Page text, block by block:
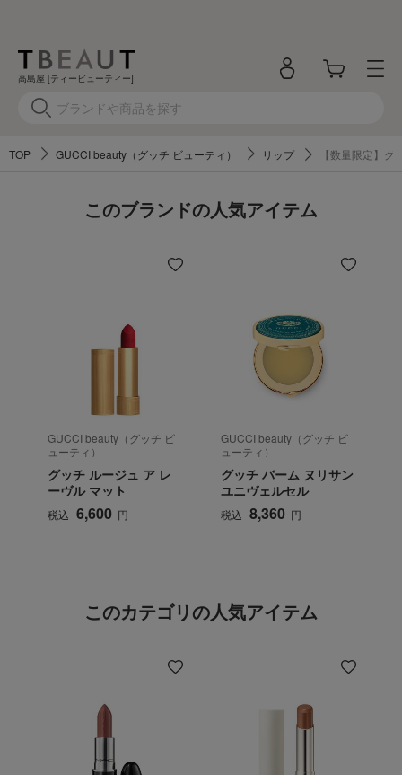
高島屋 [ティービューティー]
TOP GUCCI beauty（グッチ ビューティ） リップ 【数量限定】
このブランドの人気アイテム
GUCCI beauty（グッチ ビ
ューティ）
グッチ ルージュ ア レ
ーヴル マット
税込 6,600 円
GUCCI beauty（グッチ ビ
ューティ）
グッチ バーム ヌリサン
ユニヴェルセル
税込 8,360 円
このカテゴリの人気アイテム